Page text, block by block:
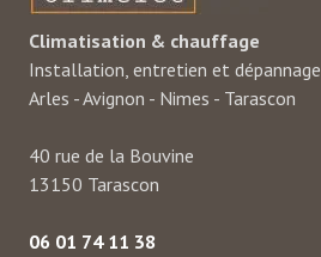
Climatisation & chauffage
Installation, entretien et dépannage
Arles - Avignon - Nimes - Tarascon
40 rue de la Bouvine
13150 Tarascon
06 01 74 11 38